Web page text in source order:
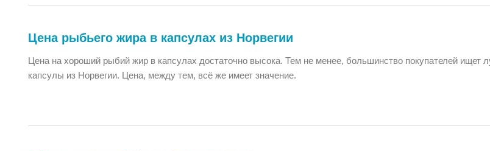
Цена рыбьего жира в капсулах из Норвегии
Цена на хороший рыбий жир в капсулах достаточно высока. Тем не менее, большинство покупателей ищет
капсулы из Норвегии. Цена, между тем, всё же имеет значение.